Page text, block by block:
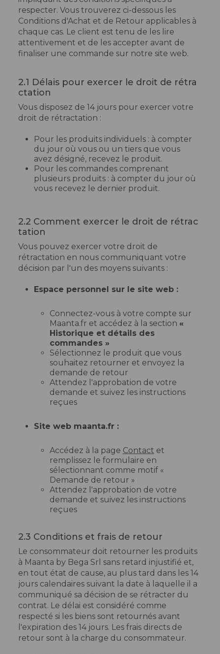
respecter. Vous trouverez ci-dessous les
Conditions d'Achat et de Retour applicables à
chaque cas. Le client est tenu de les lire
attentivement et de les accepter avant de
finaliser une commande sur notre site web.
2.1 Délais pour exercer le droit de rétra
ctation
Vous disposez de 14 jours pour exercer votre
droit de rétractation :
Pour les produits individuels : à compter
du jour où vous ou un tiers que vous
avez désigné, recevez le produit.
Pour les commandes comprenant
plusieurs produits : à compter du jour où
vous recevez le dernier produit.
2.2 Comment exercer le droit de rétrac
tation
Vous pouvez exercer votre droit de
rétractation en nous communiquant votre
décision par l'un des moyens suivants :
Espace personnel sur le site web :
Connectez-vous à votre compte sur
Maanta.fr et accédez à la section «
Historique et détails des
commandes »
Sélectionnez le produit que vous
souhaitez retourner et envoyez la
demande de retour
Attendez l'approbation de votre
demande et suivez les instructions
reçues
Site web maanta.fr :
Accédez à la page Contact et
remplissez le formulaire en
sélectionnant comme motif «
Demande de retour »
Attendez l'approbation de votre
demande et suivez les instructions
reçues
2.3 Conditions et frais de retour
Le consommateur doit retourner les produits
à Maanta by Bega Srl sans retard injustifié et,
en tout état de cause, au plus tard dans les 14
jours calendaires suivant la date à laquelle il a
communiqué sa décision de se rétracter du
contrat. Le délai est considéré comme
respecté si les biens sont retournés avant
l'expiration des 14 jours. Les frais directs de
retour sont à la charge du consommateur.